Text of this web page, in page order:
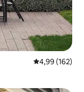
4,99 (162)